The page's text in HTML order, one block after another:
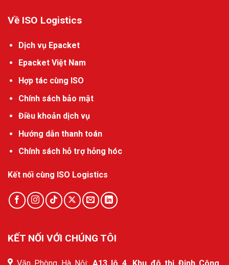
Về ISO Logistics
Dịch vụ Epacket
Epacket Việt Nam
Hợp tác cùng ISO
Chính sách bảo mật
Điều khoản dịch vụ
Hướng dẫn thanh toán
Chính sách hỗ trợ hỏng hóc
Kết nối cùng ISO Logistics
KẾT NỐI VỚI CHÚNG TÔI